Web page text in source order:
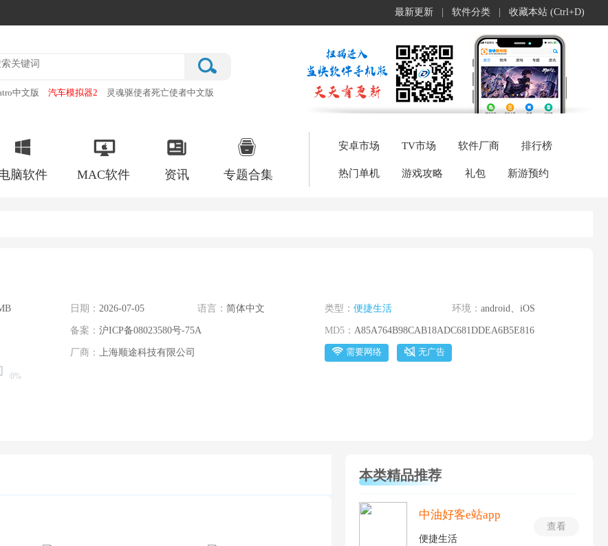
最新更新 软件分类 收藏本站 (Ctrl+D)
中文版 汽车模拟器2
灵魂驱使者死亡使者中文版
脑软件 MAC软件 资讯 专题合集
安卓市场 TV市场 软件厂商 排行榜
热门单机 游戏攻略 礼包 新游预约
日期： 2026-07-05 语言： 简体中文 类型： 便捷生活 环境： android、iOS
备案： 沪ICP备08023580号-75A MD5： A85A764B98CAB18ADC681DDEA6B5E816
厂商： 上海顺途科技有限公司 需要网络 无广告
0%
本类精品推荐
查看
中油好客e站app
便捷生活